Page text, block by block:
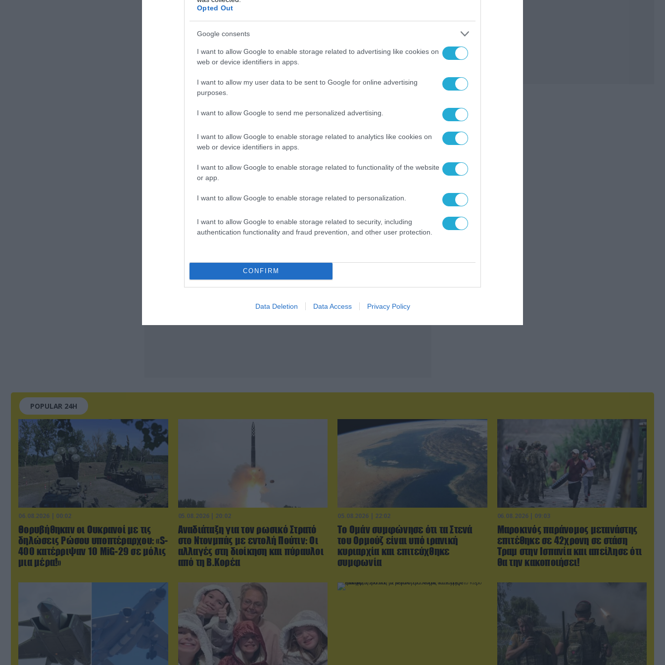
Opted Out
Google consents
I want to allow Google to enable storage related to advertising like cookies on
web or device identifiers in apps.
I want to allow my user data to be sent to Google for online advertising
purposes.
I want to allow Google to send me personalized advertising.
I want to allow Google to enable storage related to analytics like cookies on
web or device identifiers in apps.
I want to allow Google to enable storage related to functionality of the website
or app.
I want to allow Google to enable storage related to personalization.
I want to allow Google to enable storage related to security, including
authentication functionality and fraud prevention, and other user protection.
CONFIRM
Data Deletion Data Access Privacy Policy
POPULAR 24H
06.08.2026 | 00:02
Θορυβήθηκαν οι Ουκρανοί με τις
δηλώσεις Ρώσου υποπτέραρχου: «S-
400 κατέρριψαν 10 MiG-29 σε μόλις
μια μέρα!»
05.08.2026 | 20:02
Αναδιάταξη για τον ρωσικό Στρατό
στο Ντονμπάς με εντολή Πούτιν: Οι
αλλαγές στη διοίκηση και πύραυλοι
από τη Β.Κορέα
05.08.2026 | 22:02
Το Ομάν συμφώνησε ότι τα Στενά
του Ορμούζ είναι υπό ιρανική
κυριαρχία και επιτεύχθηκε
συμφωνία
06.08.2026 | 09:03
Μαροκινός παράνομος μετανάστης
επιτέθηκε σε 42χρονη σε στάση
Τραμ στην Ισπανία και απείλησε ότι
θα την κακοποιήσει!